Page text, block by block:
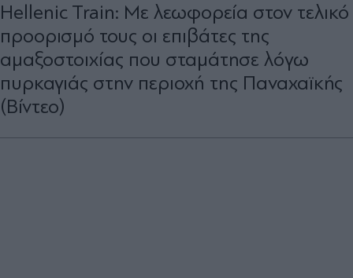
Hellenic Train: Με λεωφορεία στον τελικό
προορισμό τους οι επιβάτες της
αμαξοστοιχίας που σταμάτησε λόγω
πυρκαγιάς στην περιοχή της Παναχαϊκής
(Βίντεο)